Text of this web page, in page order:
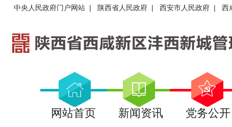
中央人民政府门户网站 | 陕西省人民政府 | 西安市人民政府 | 西
网站首页 新闻资讯 党务公开